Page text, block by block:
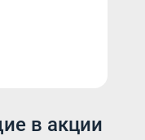
в акции